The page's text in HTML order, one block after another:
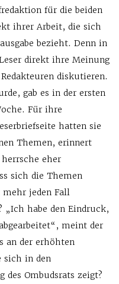
für die beiden
ihrer Arbeit, die sich
bezieht. Denn in
direkt ihre Meinung
diskutieren.
gab es in der ersten
Für ihre
hatten sie
Themen, erinnert
eher
sich die Themen
jeden Fall
habe den Eindruck,
meint der
an der erhöhten
sich in den
des Ombudsrats zeigt?